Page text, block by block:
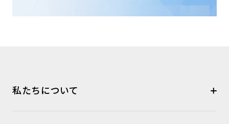
私たちについて